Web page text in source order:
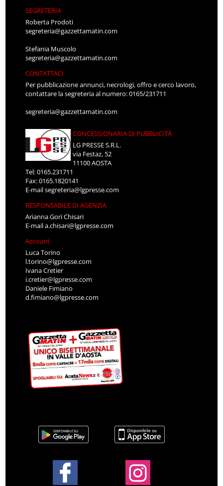
SEGRETERIA
Roberta Prodoti
segreteria@gazzettamatin.com
Stefania Muscolo
segreteria@gazzettamatin.com
CONTATTACI
Per pubblicazione annunci, necrologi, offro e cerco lavoro,
contattare la segreteria al numero: 0165/231711
segreteria@gazzettamatin.com
CONCESSIONARIA DI PUBBLICITÀ
LG PRESSE S.R.L.
via Festaz, 52
11100 AOSTA
Tel: 0165.231711
Fax: 0165.1820141
E-mailsegreteria@lgpresse.com
RESPONSABILE DI AGENZIA
Arianna Gori Chisari
E-maila.chisari@lgpresse.com
Account
Luca Torino
l.torino@lgpresse.com
Ivana Cretier
i.cretier@lgpresse.com
Daniele Fimiano
d.fimiano@lgpresse.com